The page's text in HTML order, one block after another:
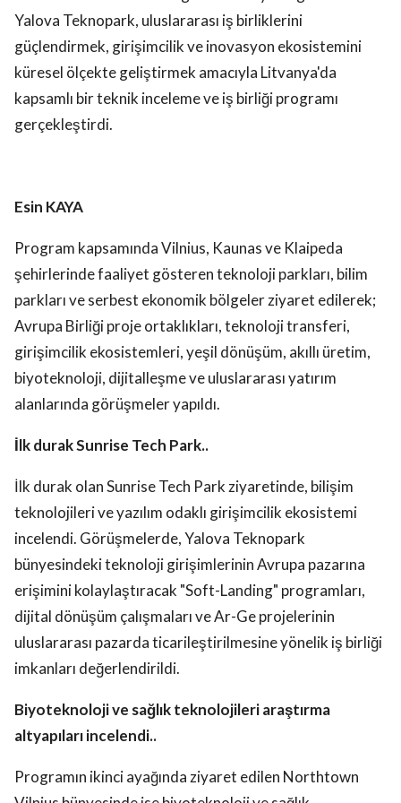
Yalova Teknopark, uluslararası iş birliklerini
güçlendirmek, girişimcilik ve inovasyon ekosistemini
küresel ölçekte geliştirmek amacıyla Litvanya'da
kapsamlı bir teknik inceleme ve iş birliği programı
gerçekleştirdi.
Esin KAYA
Program kapsamında Vilnius, Kaunas ve Klaipeda
şehirlerinde faaliyet gösteren teknoloji parkları, bilim
parkları ve serbest ekonomik bölgeler ziyaret edilerek;
Avrupa Birliği proje ortaklıkları, teknoloji transferi,
girişimcilik ekosistemleri, yeşil dönüşüm, akıllı üretim,
biyoteknoloji, dijitalleşme ve uluslararası yatırım
alanlarında görüşmeler yapıldı.
İlk durak Sunrise Tech Park..
İlk durak olan Sunrise Tech Park ziyaretinde, bilişim
teknolojileri ve yazılım odaklı girişimcilik ekosistemi
incelendi. Görüşmelerde, Yalova Teknopark
bünyesindeki teknoloji girişimlerinin Avrupa pazarına
erişimini kolaylaştıracak "Soft-Landing" programları,
dijital dönüşüm çalışmaları ve Ar-Ge projelerinin
uluslararası pazarda ticarileştirilmesine yönelik iş birliği
imkanları değerlendirildi.
Biyoteknoloji ve sağlık teknolojileri araştırma
altyapıları incelendi..
Programın ikinci ayağında ziyaret edilen Northtown